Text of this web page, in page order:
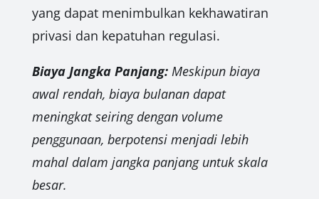
yang dapat menimbulkan kekhawatiran
privasi dan kepatuhan regulasi.
Biaya Jangka Panjang:Meskipun biaya
awal rendah, biaya bulanan dapat
meningkat seiring dengan volume
penggunaan, berpotensi menjadi lebih
mahal dalam jangka panjang untuk skala
besar.